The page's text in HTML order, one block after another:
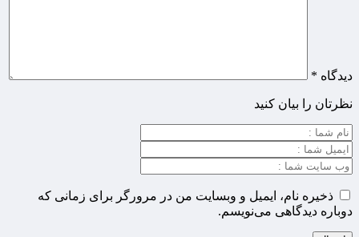
دیدگاه *
نظرتان را بیان کنید
ذخیره نام، ایمیل و وبسایت من در مرورگر برای زمانی که
دوباره دیدگاهی می‌نویسم.